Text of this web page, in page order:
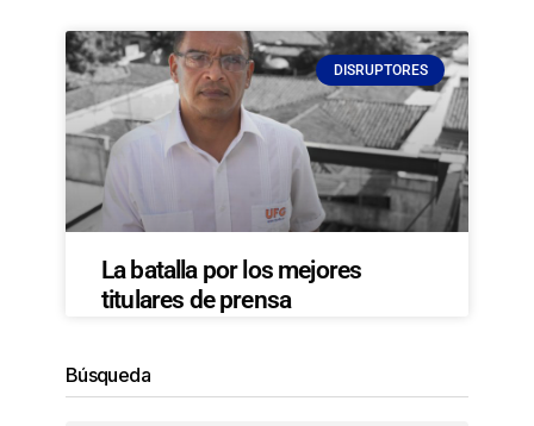
DISRUPTORES
La batalla por los mejores
titulares de prensa
Búsqueda